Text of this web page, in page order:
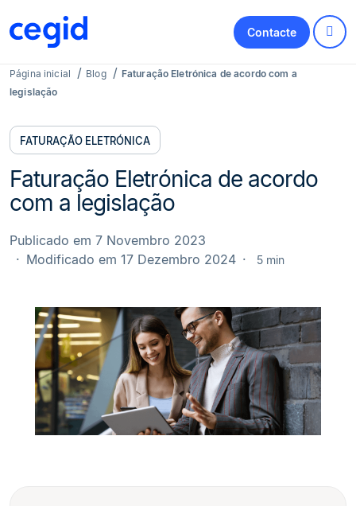
Contacte
Página inicial Blog
Faturação Eletrónica de acordo com a
legislação
FATURAÇÃO ELETRÓNICA
Faturação Eletrónica de acordo
com a legislação
Publicado em 7 Novembro 2023
Modificado em 17 Dezembro 2024
5 min